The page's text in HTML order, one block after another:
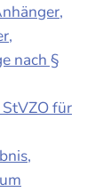
nach §
für